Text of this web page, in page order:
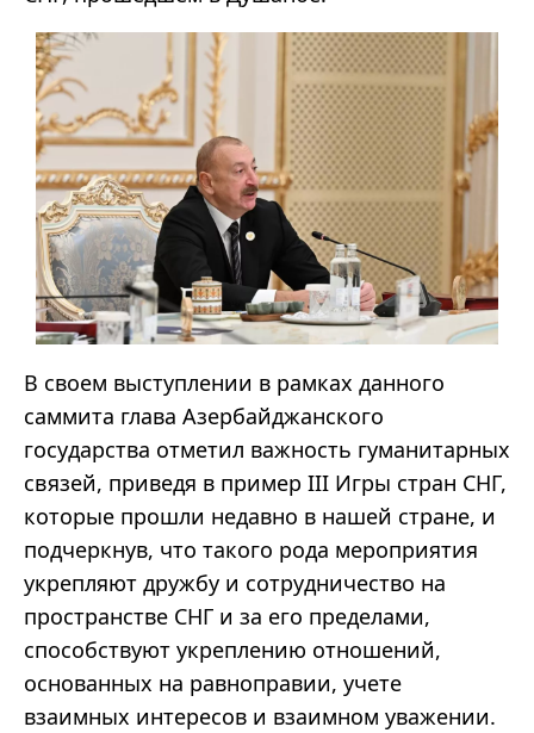
В своем выступлении в рамках данного
саммита глава Азербайджанского
государства отметил важность гуманитарных
связей, приведя в пример III Игры стран СНГ,
которые прошли недавно в нашей стране, и
подчеркнув, что такого рода мероприятия
укрепляют дружбу и сотрудничество на
пространстве СНГ и за его пределами,
способствуют укреплению отношений,
основанных на равноправии, учете
взаимных интересов и взаимном уважении.